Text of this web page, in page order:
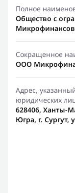
Полное
Общество с
Сокращенное
ООО
Адрес,
юридических
628406, Ханты-
Югра, г. Сургут,